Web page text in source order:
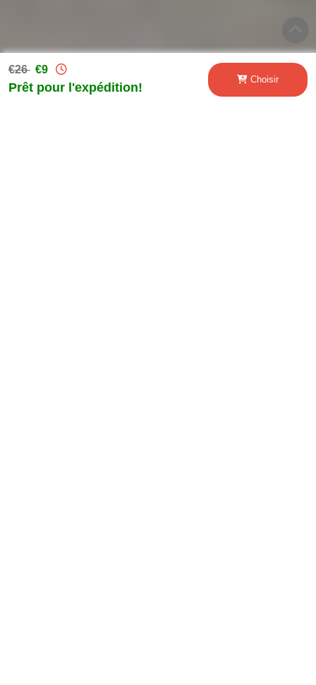
€26 €9
Prêt pour l'expédition!
Choisir